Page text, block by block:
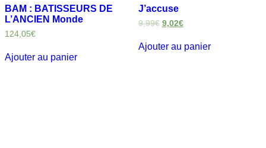
BAM : BATISSEURS DE
L’ANCIEN Monde
124,05€
Ajouter au panier
J’accuse
9,99€ 9,02€
Ajouter au panier